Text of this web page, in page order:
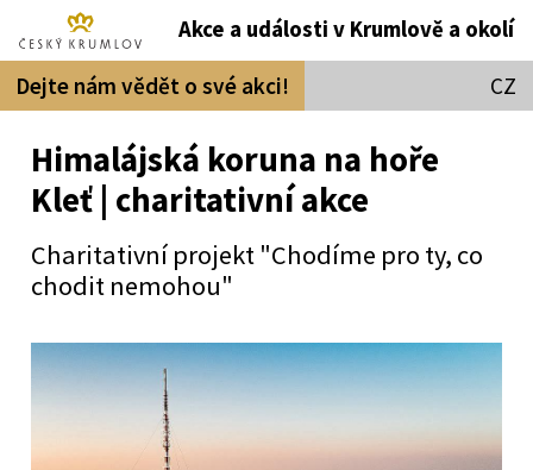
Akce a události v Krumlově a okolí
Dejte nám vědět o své akci! CZ
Himalájská koruna na hoře
Kleť | charitativní akce
Charitativní projekt "Chodíme pro ty, co
chodit nemohou"